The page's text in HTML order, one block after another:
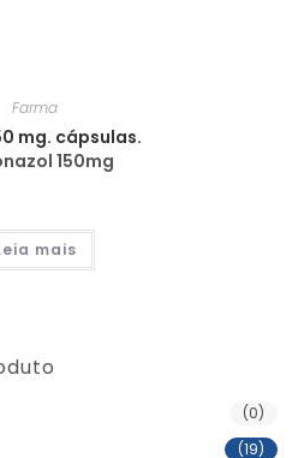
Farma
mg. cápsulas.
150mg
mais
(0)
(19)